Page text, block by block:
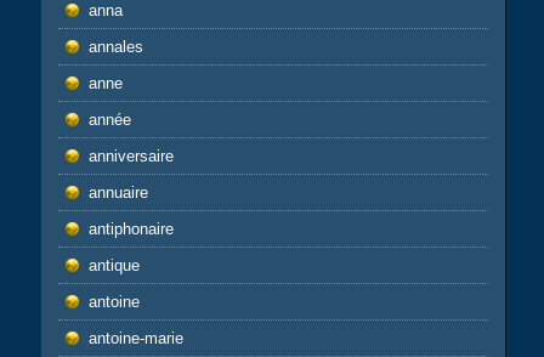
anna
annales
anne
année
anniversaire
annuaire
antiphonaire
antique
antoine
antoine-marie